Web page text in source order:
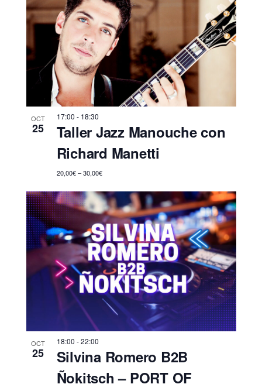
OCT
25
17:00 - 18:30
Taller Jazz Manouche con
Richard Manetti
20,00€ – 30,00€
OCT
25
18:00 -22:00
Silvina Romero B2B
Ñokitsch – PORT OF